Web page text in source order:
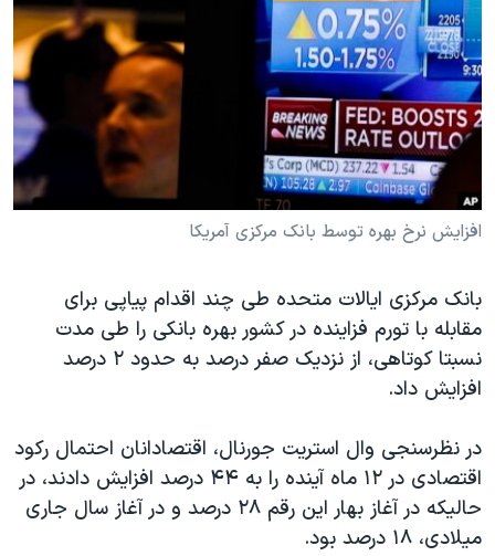
فرهنگ و زندگی
حقوق شهروندی
اقتصادی
علم و فناوری
اسرائیل در جنگ
گالری عکس
مستندها
انتخابات ریاست جمهوری آمریکا ۲۰۲۴
حمله جمهوری اسلامی به اسرائیل
رمز مهسا
ورزش زنان در ایران
اعتراضات زن، زندگی، آزادی
تریبونال مردمی آبان ۹۸
دادگاه حمید نوری
چهل سال گروگان‌گیری
اعتراضات مردمی آبان ۹۸
اسرائیل در جنگ
نرگس محمدی برنده جایزه نوبل صلح
دنبال کنید
زبانهای مختلف
افزایش نرخ بهره توسط بانک مرکزی آمریکا
بانک مرکزی ایالات متحده طی چند اقدام پیاپی برای
مقابله با تورم فزاینده در کشور بهره‌ بانکی را طی مدت
نسبتا کوتاهی، از نزدیک صفر درصد به حدود ۲ درصد
افزایش داد.
در نظرسنجی وال استریت جورنال، اقتصادانان احتمال رکود
اقتصادی در ۱۲ ماه آینده را به ۴۴ درصد افزایش دادند، در
حالیکه در آغاز بهار این رقم ۲۸ درصد و در آغاز سال جاری
میلادی، ۱۸ درصد بود.